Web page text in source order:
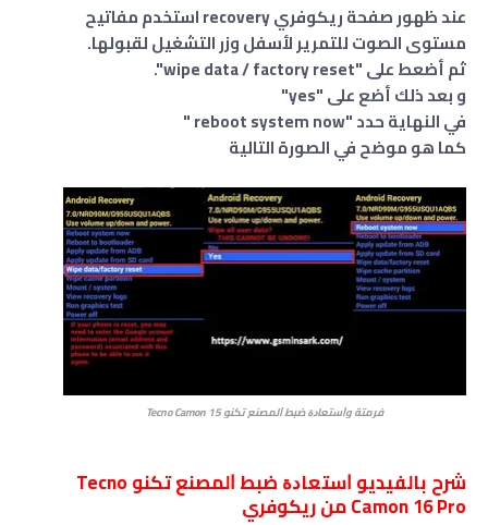
عند ظهور صفحة ريكوفري recovery استخدم مفاتيح
مستوى الصوت للتمرير لأسفل وزر التشغيل لقبولها.
ثم أضعط على "wipe data / factory reset".
و بعد ذلك أضع على "yes"
في النهاية حدد "reboot system now "
كما هو موضح في الصورة التالية
فرمتة وﺍﺳﺘﻌﺎﺩﺓ ﺿﺒﻂ ﺍﻟﻤﺼﻨﻊ تكنوTecno Camon 15
شرح بالفيديو ﺍﺳﺘﻌﺎﺩﺓ ﺿﺒﻂ ﺍﻟﻤﺼﻨﻊ تكنو Tecno
Camon 16 Pro من ريكوفري